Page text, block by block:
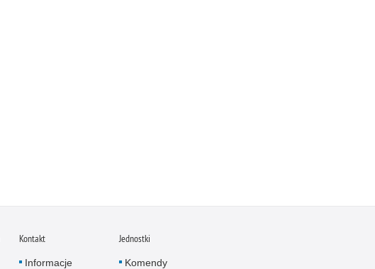
Kontakt
Informacje
Jednostki
Komendy